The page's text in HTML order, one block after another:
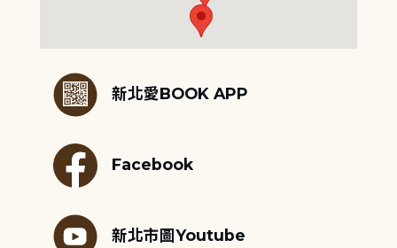
新北愛BOOK APP
Facebook
新北市圖Youtube